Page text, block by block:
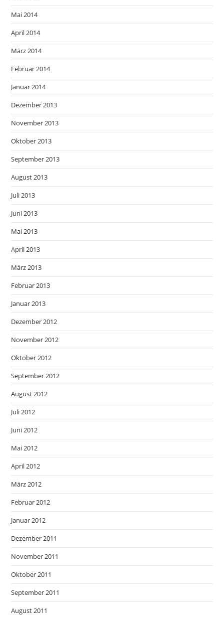
Mai 2014
April 2014
März 2014
Februar 2014
Januar 2014
Dezember 2013
November 2013
Oktober 2013
September 2013
August 2013
Juli 2013
Juni 2013
Mai 2013
April 2013
März 2013
Februar 2013
Januar 2013
Dezember 2012
November 2012
Oktober 2012
September 2012
August 2012
Juli 2012
Juni 2012
Mai 2012
April 2012
März 2012
Februar 2012
Januar 2012
Dezember 2011
November 2011
Oktober 2011
September 2011
August 2011